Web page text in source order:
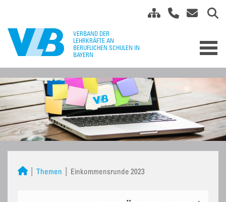
Themen Einkommensrunde 2023